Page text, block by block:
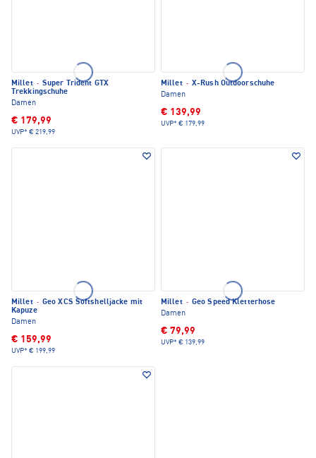
Millet · Super Trident GTX
Trekkingschuhe
Damen
€ 179,99
UVP* € 219,99
Millet · X-Rush Outdoorschuhe
Damen
€ 139,99
UVP* € 179,99
Millet · Geo XCS Softshelljacke mit
Kapuze
Damen
€ 159,99
UVP* € 199,99
Millet · Geo Speed Kletterhose
Damen
€ 79,99
UVP* € 139,99